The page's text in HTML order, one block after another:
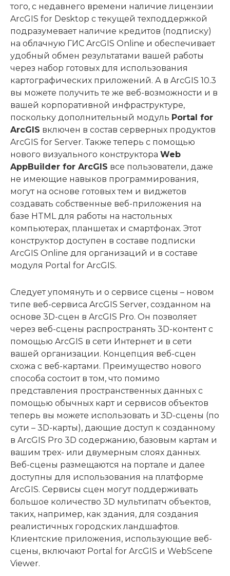
того, с недавнего времени наличие лицензии
ArcGIS for Desktop с текущей техподдержкой
подразумевает наличие кредитов (подписку)
на облачную ГИС ArcGIS Online и обеспечивает
удобный обмен результатами вашей работы
через набор готовых для использования
картографических приложений. А в ArcGIS 10.3
вы можете получить те же веб-возможности и в
вашей корпоративной инфраструктуре,
поскольку дополнительный модуль Portal for
ArcGIS включен в состав серверных продуктов
ArcGIS for Server. Также теперь с помощью
нового визуального конструктора Web
AppBuilder for ArcGIS все пользователи, даже
не имеющие навыков программирования,
могут на основе готовых тем и виджетов
создавать собственные веб-приложения на
базе HTML для работы на настольных
компьютерах, планшетах и смартфонах. Этот
конструктор доступен в составе подписки
ArcGIS Online для организаций и в составе
модуля Portal for ArcGIS.
Следует упомянуть и о сервисе сцены – новом
типе веб-сервиса ArcGIS Server, созданном на
основе 3D-сцен в ArcGIS Pro. Он позволяет
через веб-сцены распространять 3D-контент с
помощью ArcGIS в сети Интернет и в сети
вашей организации. Концепция веб-сцен
схожа с веб-картами. Преимущество нового
способа состоит в том, что помимо
представления пространственных данных с
помощью обычных карт и сервисов объектов
теперь вы можете использовать и 3D-сцены (по
сути – 3D-карты), дающие доступ к созданному
в ArcGIS Pro 3D содержанию, базовым картам и
вашим трех- или двумерным слоях данных.
Веб-сцены размещаются на портале и далее
доступны для использования на платформе
ArcGIS. Сервисы сцен могут поддерживать
большое количество 3D мультипатч объектов,
таких, например, как здания, для создания
реалистичных городских ландшафтов.
Клиентские приложения, использующие веб-
сцены, включают Portal for ArcGIS и WebScene
Viewer.